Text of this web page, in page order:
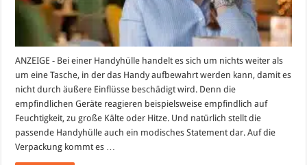
ANZEIGE - Bei einer Handyhülle handelt es sich um nichts weiter als
um eine Tasche, in der das Handy aufbewahrt werden kann, damit es
nicht durch äußere Einflüsse beschädigt wird. Denn die
empfindlichen Geräte reagieren beispielsweise empfindlich auf
Feuchtigkeit, zu große Kälte oder Hitze. Und natürlich stellt die
passende Handyhülle auch ein modisches Statement dar. Auf die
Verpackung kommt es …